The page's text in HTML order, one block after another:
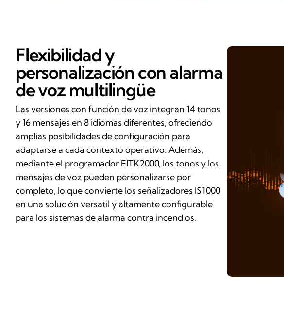
Flexibilidad y
personalización con alarma
de voz multilingüe
Las versiones con función de voz integran 14 tonos
y 16 mensajes en 8 idiomas diferentes, ofreciendo
amplias posibilidades de configuración para
adaptarse a cada contexto operativo. Además,
mediante el programador EITK2000, los tonos y los
mensajes de voz pueden personalizarse por
completo, lo que convierte los señalizadores IS1000
en una solución versátil y altamente configurable
para los sistemas de alarma contra incendios.